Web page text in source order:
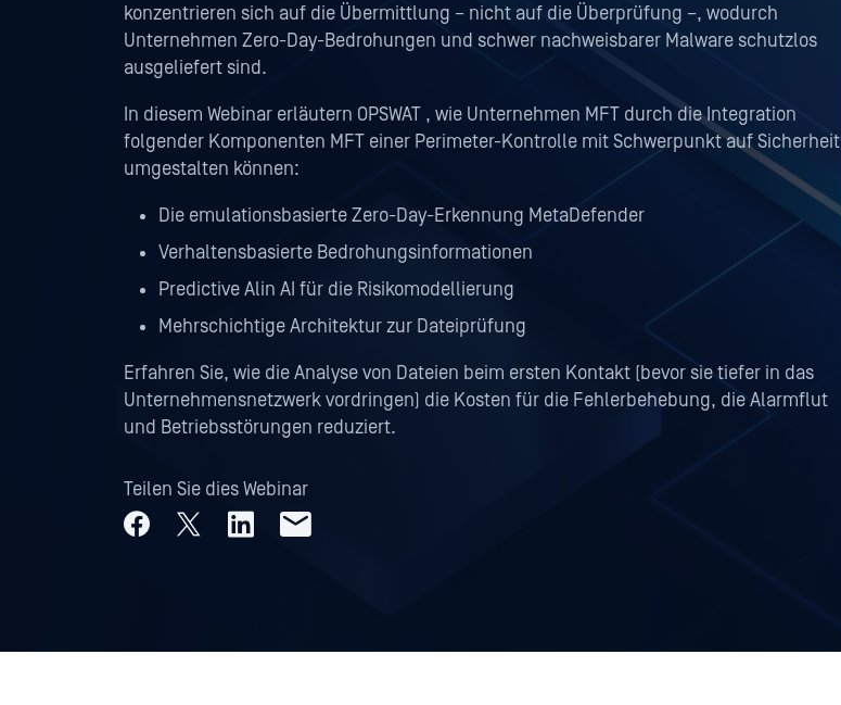
konzentrieren sich auf die Übermittlung – nicht auf die Überprüfung –, wodurch
Unternehmen Zero-Day-Bedrohungen und schwer nachweisbarer Malware schutzlos
ausgeliefert sind.
In diesem Webinar erläutern OPSWAT , wie Unternehmen MFT durch die Integration
folgender Komponenten MFT einer Perimeter-Kontrolle mit Schwerpunkt auf Sicherheit
umgestalten können:
Die emulationsbasierte Zero-Day-Erkennung MetaDefender
Verhaltensbasierte Bedrohungsinformationen
Predictive Alin AI für die Risikomodellierung
Mehrschichtige Architektur zur Dateiprüfung
Erfahren Sie, wie die Analyse von Dateien beim ersten Kontakt (bevor sie tiefer in das
Unternehmensnetzwerk vordringen) die Kosten für die Fehlerbehebung, die Alarmflut
und Betriebsstörungen reduziert.
Teilen Sie dies Webinar